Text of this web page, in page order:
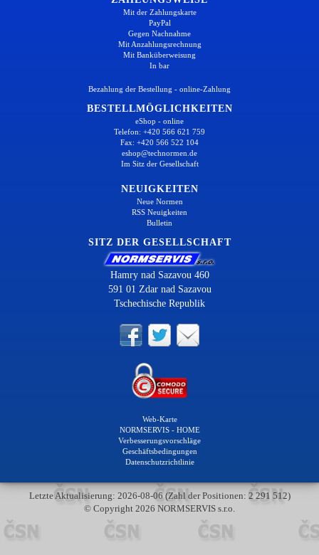
Mit der Zahlungskarte
PayPal
Gegen Nachnahme
Mit Anzahlungsrechnung
Mit Banküberweisung
In bar
Bezahlung der Bestellung - online-Zahlung
BESTELLMÖGLICHKEITEN
eShop - online
Telefon: +420 566 621 759
Fax: +420 566 522 104
eshop@technormen.de
Im Sitz der Gesellschaft
NEUIGKEITEN
Neue Normen
RSS Neuigkeiten
Bulletin
SITZ DER GESELLSCHAFT
Hamry nad Sazavou 460
591 01 Zdar nad Sazavou
Tschechische Republik
Web-Karte
NORMSERVIS - HOME
Verbesserungsvorschläge
Geschäftsbedingungen
Datenschutzrichtlinie
Letzte Aktualisierung: 2026-08-06 (Zahl der Positionen: 2 291 512)
© Copyright 2026 NORMSERVIS s.r.o.